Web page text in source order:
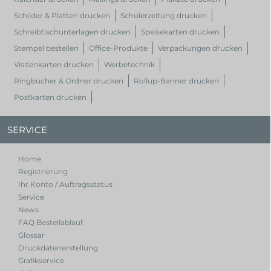
Schilder & Platten drucken
Schülerzeitung drucken
Schreibtischunterlagen drucken
Speisekarten drucken
Stempel bestellen
Office-Produkte
Verpackungen drucken
Visitenkarten drucken
Werbetechnik
Ringbücher & Ordner drucken
Rollup-Banner drucken
Postkarten drucken
SERVICE
Home
Registrierung
Ihr Konto / Auftragsstatus
Service
News
FAQ Bestellablauf
Glossar
Druckdatenerstellung
Grafikservice